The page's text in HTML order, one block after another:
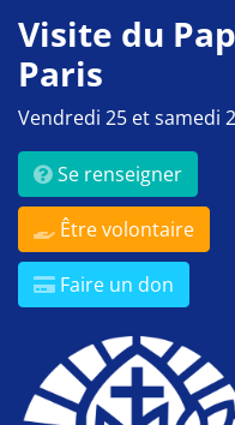
Visite du
Paris
Vendredi 25 et samedi
Se renseigner
Être volontaire
Faire un don